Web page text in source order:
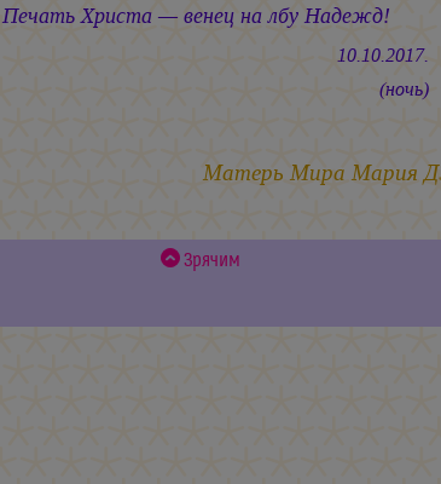
Печать Христа — венец на лбу Надежд!
10.10.2017.
(ночь)
Матерь Мира Мария
Зрячим